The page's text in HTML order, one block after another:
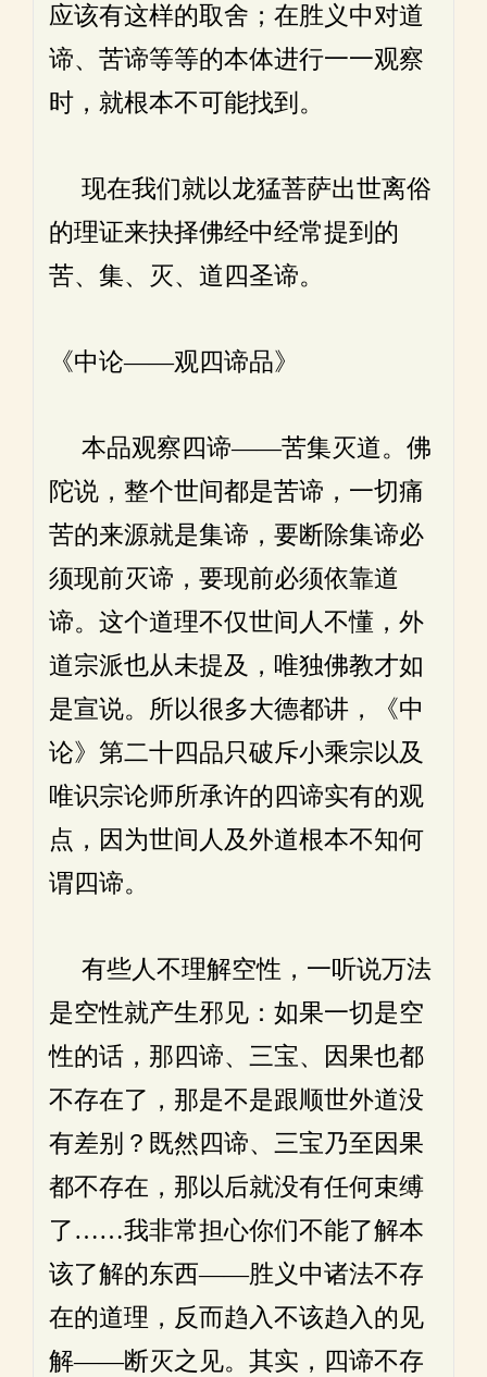
应该有这样的取舍；在胜义中对道
谛、苦谛等等的本体进行一一观察
时，就根本不可能找到。
现在我们就以龙猛菩萨出世离俗
的理证来抉择佛经中经常提到的
苦、集、灭、道四圣谛。
《中论——观四谛品》
本品观察四谛——苦集灭道。佛
陀说，整个世间都是苦谛，一切痛
苦的来源就是集谛，要断除集谛必
须现前灭谛，要现前必须依靠道
谛。这个道理不仅世间人不懂，外
道宗派也从未提及，唯独佛教才如
是宣说。所以很多大德都讲，《中
论》第二十四品只破斥小乘宗以及
唯识宗论师所承许的四谛实有的观
点，因为世间人及外道根本不知何
谓四谛。
有些人不理解空性，一听说万法
是空性就产生邪见：如果一切是空
性的话，那四谛、三宝、因果也都
不存在了，那是不是跟顺世外道没
有差别？既然四谛、三宝乃至因果
都不存在，那以后就没有任何束缚
了……我非常担心你们不能了解本
该了解的东西——胜义中诸法不存
在的道理，反而趋入不该趋入的见
解——断灭之见。其实，四谛不存